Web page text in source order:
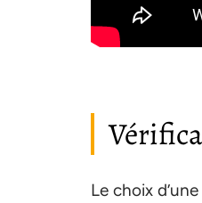
Le choix